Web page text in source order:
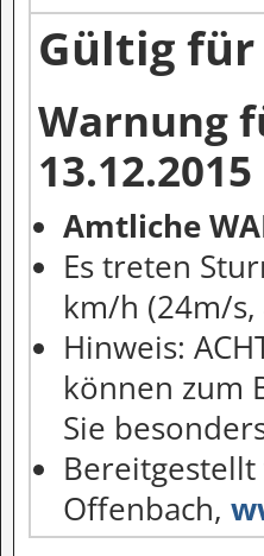
Gültig für
Warnung
Amtliche
Es treten
km/h (24m/
Hinweis:
können zum
Sie
Offenbach,